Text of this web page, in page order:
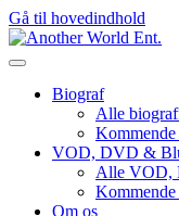
Gå til hovedindhold
Biograf
Alle
VOD, DVD &
Alle VOD,
Om os